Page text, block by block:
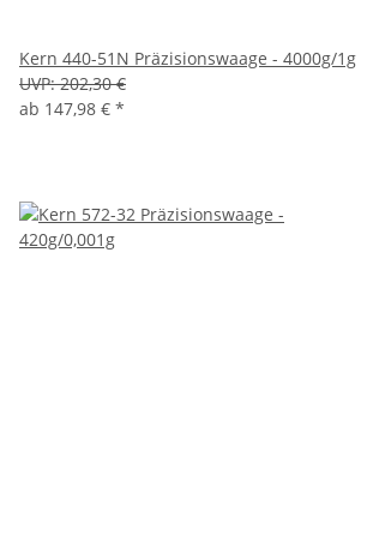
Kern 440-51N Präzisionswaage - 4000g/1g
UVP: 202,30 €
ab 147,98 € *